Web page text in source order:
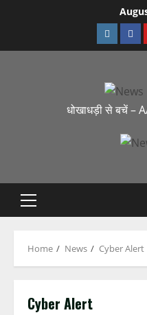
धोखाधड़ी से बचें –
Home News Cyber Alert
Cyber Alert